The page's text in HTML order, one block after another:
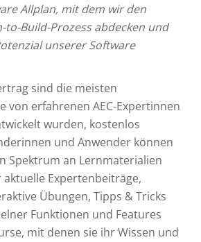
Allplan, mit dem wir den
to-Build-Prozess abdecken und
unserer Software
sind die meisten
von erfahrenen AEC-Expertinnen
wurden, kostenlos
und Anwender können
Spektrum an Lernmaterialien
Expertenbeiträge,
Übungen, Tipps & Tricks
Funktionen und Features
mit denen sie ihr Wissen und